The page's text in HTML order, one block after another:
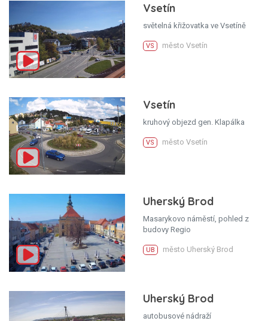
Vsetín
světelná křižovatka ve Vsetíně
VS město Vsetín
Vsetín
kruhový objezd gen. Klapálka
VS město Vsetín
Uherský Brod
Masarykovo náměstí, pohled z
budovy Regio
UB město Uherský Brod
Uherský Brod
autobusové nádraží